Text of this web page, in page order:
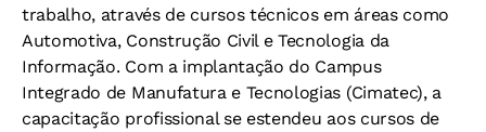
trabalho, através de cursos técnicos em áreas como
Automotiva, Construção Civil e Tecnologia da
Informação. Com a implantação do Campus
Integrado de Manufatura e Tecnologias (Cimatec), a
capacitação profissional se estendeu aos cursos de